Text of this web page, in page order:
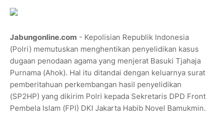
Jabungonline.com - Kepolisian Republik Indonesia
(Polri) memutuskan menghentikan penyelidikan kasus
dugaan penodaan agama yang menjerat Basuki Tjahaja
Purnama (Ahok). Hal itu ditandai dengan keluarnya surat
pemberitahuan perkembangan hasil penyelidikan
(SP2HP) yang dikirim Polri kepada Sekretaris DPD Front
Pembela Islam (FPI) DKI Jakarta Habib Novel Bamukmin.